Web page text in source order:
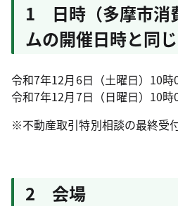
1 日時（多摩市消
ムの開催日時と同じ
令和7年12月6日（土曜日）10
令和7年12月7日（日曜日）10
※不動産取引特別相談の最終受
2 会場